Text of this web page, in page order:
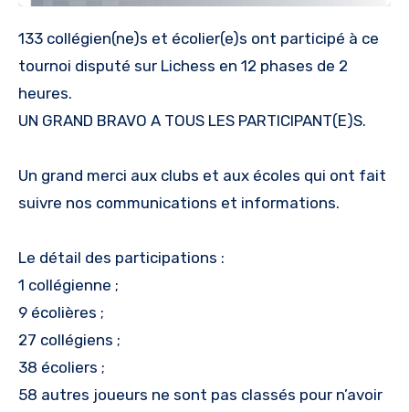
133 collégien(ne)s et écolier(e)s ont participé à ce
tournoi disputé sur Lichess en 12 phases de 2
heures.
UN GRAND BRAVO A TOUS LES PARTICIPANT(E)S.
Un grand merci aux clubs et aux écoles qui ont fait
suivre nos communications et informations.
Le détail des participations :
1 collégienne ;
9 écolières ;
27 collégiens ;
38 écoliers ;
58 autres joueurs ne sont pas classés pour n’avoir